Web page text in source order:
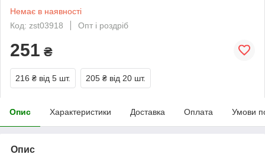
Немає в наявності
Код: zst03918
Опт і роздріб
251 ₴
216 ₴ від 5 шт. 205 ₴ від 20 шт.
Опис Характеристики Доставка Оплата Умови
Опис